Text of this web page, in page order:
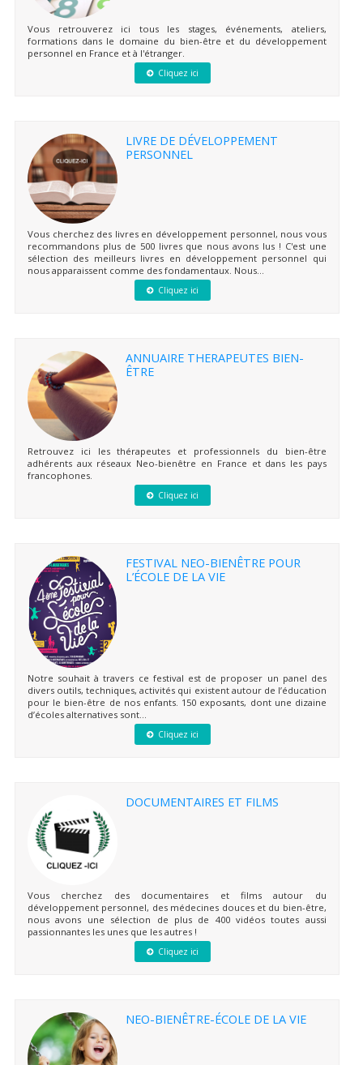
Vous retrouverez ici tous les stages, événements, ateliers,
formations dans le domaine du bien-être et du développement
personnel en France et à l'étranger.
Cliquez ici
LIVRE DE DÉVELOPPEMENT
PERSONNEL
Vous cherchez des livres en développement personnel, nous vous
recommandons plus de 500 livres que nous avons lus ! C'est une
sélection des meilleurs livres en développement personnel qui
nous apparaissent comme des fondamentaux. Nous...
Cliquez ici
ANNUAIRE THERAPEUTES BIEN-
ÊTRE
Retrouvez ici les thérapeutes et professionnels du bien-être
adhérents aux réseaux Neo-bienêtre en France et dans les pays
francophones.
Cliquez ici
FESTIVAL NEO-BIENÊTRE POUR
L’ÉCOLE DE LA VIE
Notre souhait à travers ce festival est de proposer un panel des
divers outils, techniques, activités qui existent autour de l’éducation
pour le bien-être de nos enfants. 150 exposants, dont une dizaine
d’écoles alternatives sont...
Cliquez ici
DOCUMENTAIRES ET FILMS
Vous cherchez des documentaires et films autour du
développement personnel, des médecines douces et du bien-être,
nous avons une sélection de plus de 400 vidéos toutes aussi
passionnantes les unes que les autres !
Cliquez ici
NEO-BIENÊTRE-ÉCOLE DE LA VIE